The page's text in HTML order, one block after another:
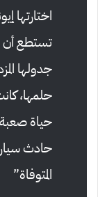
اختارتها
تستطع أن
جدولها
حياة
حادث
المتوفاة”